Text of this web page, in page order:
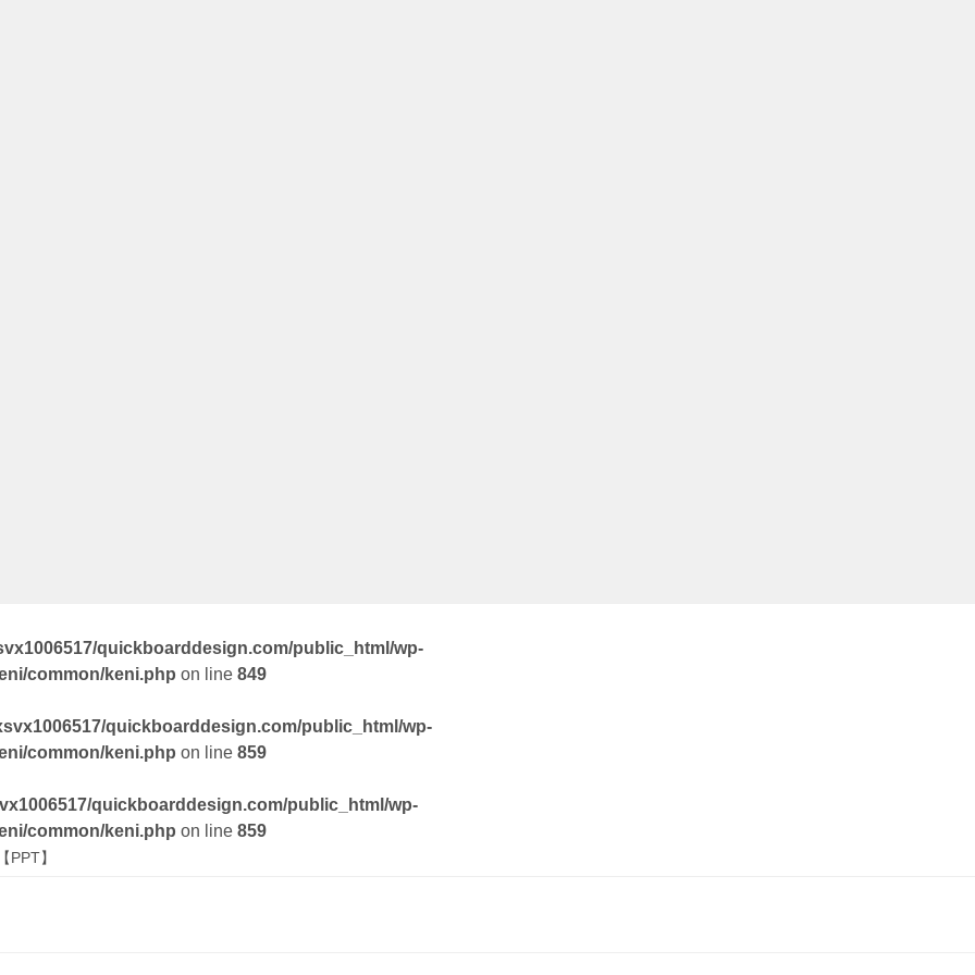
quickboarddesign.com/public_html/wp-
common/keni.php on line 849
quickboarddesign.com/public_html/wp-
common/keni.php on line 859
quickboarddesign.com/public_html/wp-
common/keni.php on line 859
PPT】